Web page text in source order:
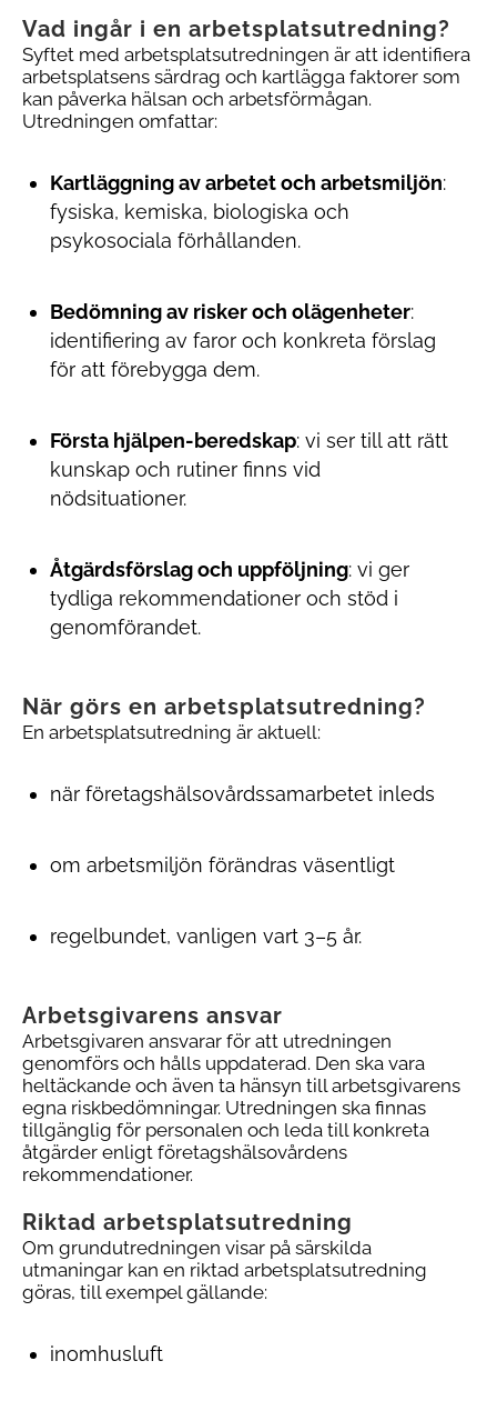
Vad ingår i en arbetsplatsutredning?
Syftet med arbetsplatsutredningen är att identifiera
arbetsplatsens särdrag och kartlägga faktorer som
kan påverka hälsan och arbetsförmågan.
Utredningen omfattar:
Kartläggning av arbetet och arbetsmiljön:
fysiska, kemiska, biologiska och
psykosociala förhållanden.
Bedömning av risker och olägenheter:
identifiering av faror och konkreta förslag
för att förebygga dem.
Första hjälpen-beredskap: vi ser till att rätt
kunskap och rutiner finns vid
nödsituationer.
Åtgärdsförslag och uppföljning: vi ger
tydliga rekommendationer och stöd i
genomförandet.
När görs en arbetsplatsutredning?
En arbetsplatsutredning är aktuell:
när företagshälsovårdssamarbetet inleds
om arbetsmiljön förändras väsentligt
regelbundet, vanligen vart 3–5 år.
Arbetsgivarens ansvar
Arbetsgivaren ansvarar för att utredningen
genomförs och hålls uppdaterad. Den ska vara
heltäckande och även ta hänsyn tillarbetsgivarens
egna riskbedömningar. Utredningen ska finnas
tillgänglig för personalen och leda till konkreta
åtgärder enligt företagshälsovårdens
rekommendationer.
Riktad arbetsplatsutredning
Om grundutredningen visar på särskilda
utmaningar kan en riktad arbetsplatsutredning
göras, till exempel gällande:
inomhusluft